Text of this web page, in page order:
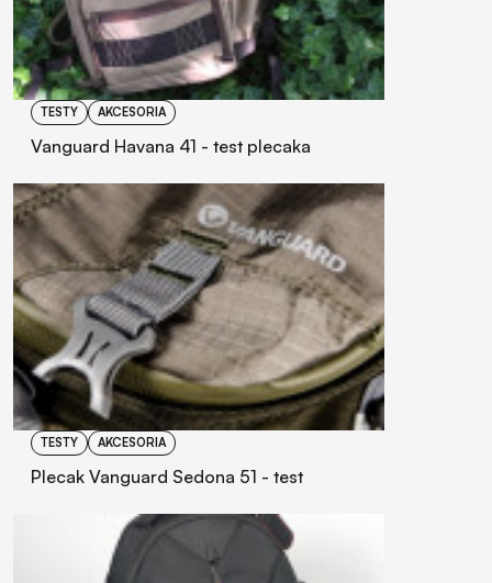
TESTY AKCESORIA
Vanguard Havana 41 - test plecaka
TESTY AKCESORIA
Plecak Vanguard Sedona 51 - test